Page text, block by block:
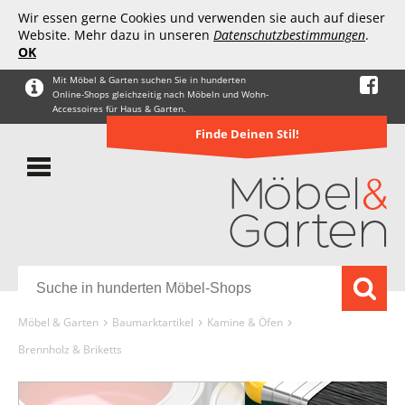
Wir essen gerne Cookies und verwenden sie auch auf dieser
Website. Mehr dazu in unseren Datenschutzbestimmungen.
OK
Mit Möbel & Garten suchen Sie in hunderten
Online-Shops gleichzeitig nach Möbeln und Wohn-
Accessoires für Haus & Garten.
Finde Deinen Stil!
Möbel & Garten Baumarktartikel
Kamine & Öfen
Brennholz & Briketts